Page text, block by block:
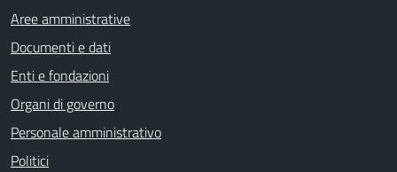
Aree amministrative
Documenti e dati
Enti e fondazioni
Organi di governo
Personale amministrativo
Politici